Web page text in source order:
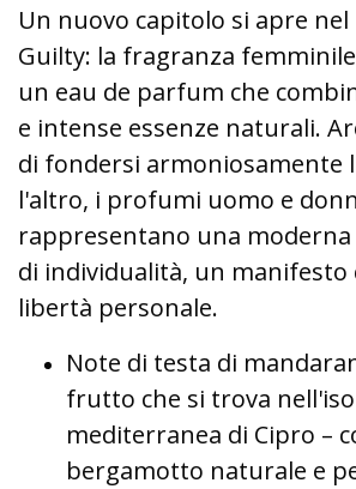
Un nuovo capitolo si apre nel
Guilty: la fragranza
un eau de parfum che
e intense essenze naturali.
di fondersi armoniosamente
l'altro, i profumi uomo e
rappresentano una
di individualità, un manifesto
libertà personale.
Note di testa di
frutto che si trova
mediterranea di Cipro –
bergamotto naturale e